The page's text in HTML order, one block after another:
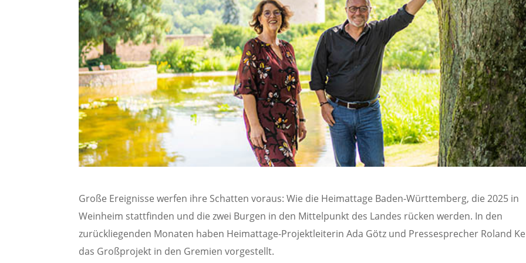
Große Ereignisse werfen ihre Schatten voraus: Wie die Heimattage Baden-Württemberg, die 2025 in
Weinheim stattfinden und die zwei Burgen in den Mittelpunkt des Landes rücken werden. In den
zurückliegenden Monaten haben Heimattage-Projektleiterin Ada Götz und Pressesprecher Roland
das Großprojekt in den Gremien vorgestellt.